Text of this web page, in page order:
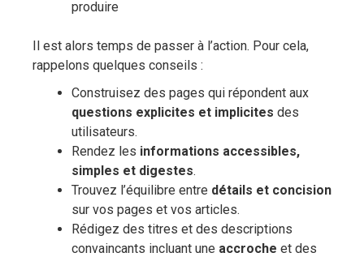
produire
Il est alors temps de passer à l’action. Pour cela,
rappelons quelques conseils :
Construisez des pages qui répondent aux
questions explicites et implicites des
utilisateurs.
Rendez les informations accessibles,
simples et digestes.
Trouvez l’équilibre entre détails et concision
sur vos pages et vos articles.
Rédigez des titres et des descriptions
convaincants incluant une accroche et des